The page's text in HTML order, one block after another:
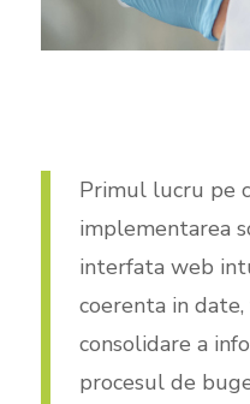
Primul lucru pe
implementarea
interfata web
coerenta in
consolidare a
procesul de